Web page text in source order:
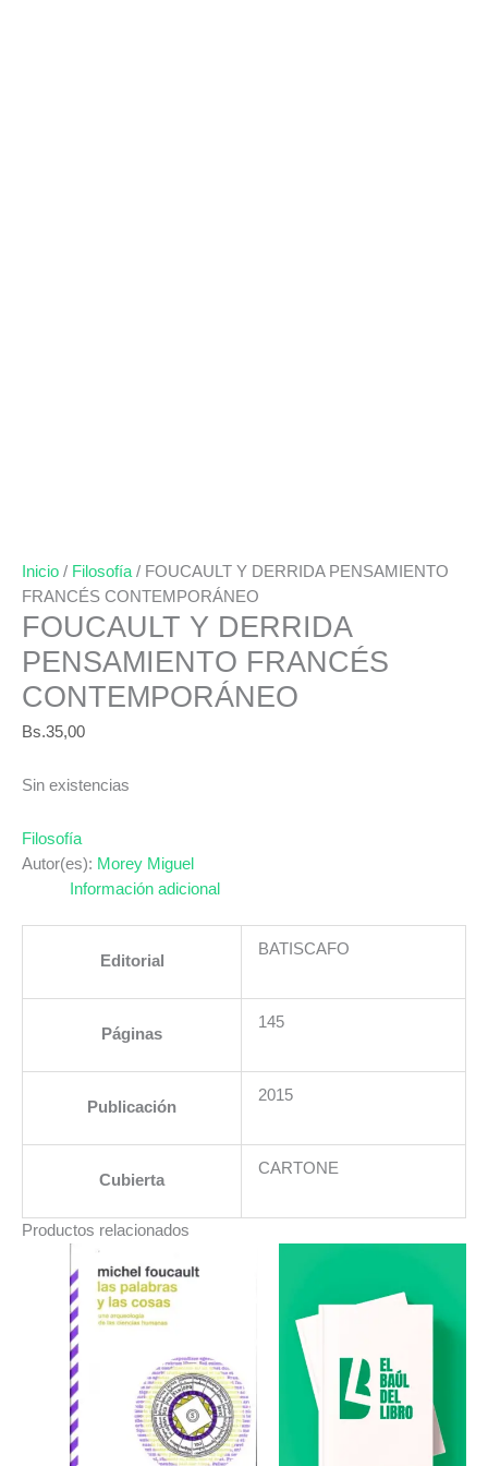
Inicio / Filosofía / FOUCAULT Y DERRIDA PENSAMIENTO
FRANCÉS CONTEMPORÁNEO
FOUCAULT Y DERRIDA
PENSAMIENTO FRANCÉS
CONTEMPORÁNEO
Bs.35,00
Sin existencias
Filosofía
Autor(es): Morey Miguel
Información adicional
Editorial
BATISCAFO
Páginas
145
Publicación
2015
Cubierta
CARTONE
Productos relacionados